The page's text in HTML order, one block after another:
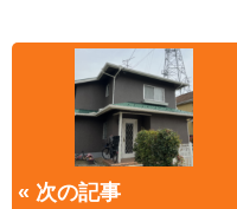
« 次の記事